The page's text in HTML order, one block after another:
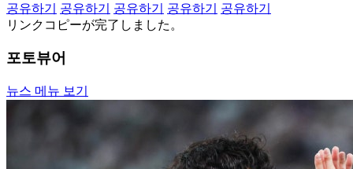
공유하기
공유하기 공유하기 공유하기
공유하기
リンクコピーが完了しました。
포토뷰어
뉴스 메뉴 보기